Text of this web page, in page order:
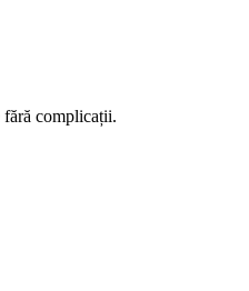
fără complicații.